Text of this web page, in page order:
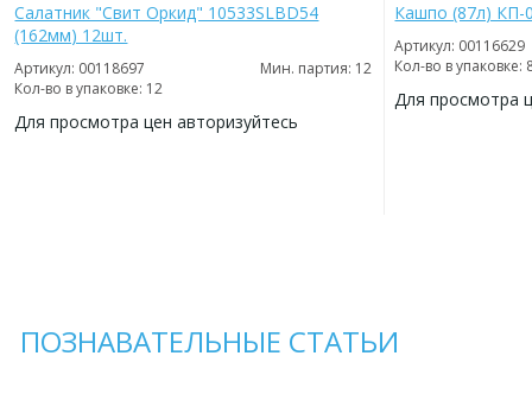
Салатник "Свит Оркид" 10533SLBD54
(162мм) 12шт.
Артикул: 00118697
Мин. партия: 12
Кол-во в упаковке: 12
Для просмотра цен авторизуйтесь
Кашпо (87л) КП-
Артикул: 00116629
Кол-во в упаковке:
Для просмотра
ПОЗНАВАТЕЛЬНЫЕ СТАТЬИ